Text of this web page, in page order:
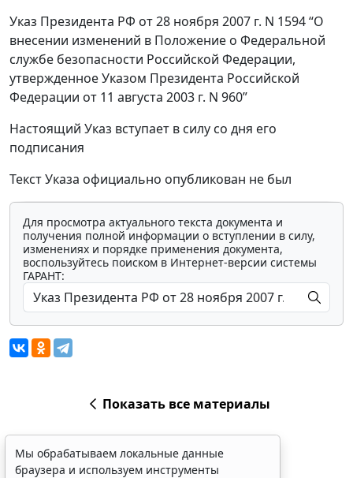
Указ Президента РФ от 28 ноября 2007 г. N 1594 “О
внесении изменений в Положение о Федеральной
службе безопасности Российской Федерации,
утвержденное Указом Президента Российской
Федерации от 11 августа 2003 г. N 960”
Настоящий Указ вступает в силу со дня его
подписания
Текст Указа официально опубликован не был
Для просмотра актуального текста документа и
получения полной информации о вступлении в силу,
изменениях и порядке применения документа,
воспользуйтесь поиском в Интернет-версии системы
ГАРАНТ:
Показать все материалы
Мы обрабатываем локальные данные
браузера и используем инструменты